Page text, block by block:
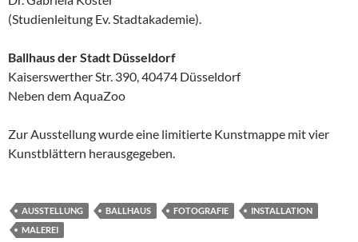
(Studienleitung Ev. Stadtakademie).
Ballhaus der Stadt Düsseldorf
Kaiserswerther Str. 390, 40474 Düsseldorf
Neben dem AquaZoo
Zur Ausstellung wurde eine limitierte Kunstmappe mit vier
Kunstblättern herausgegeben.
AUSSTELLUNG BALLHAUS FOTOGRAFIE
INSTALLATION
MALEREI